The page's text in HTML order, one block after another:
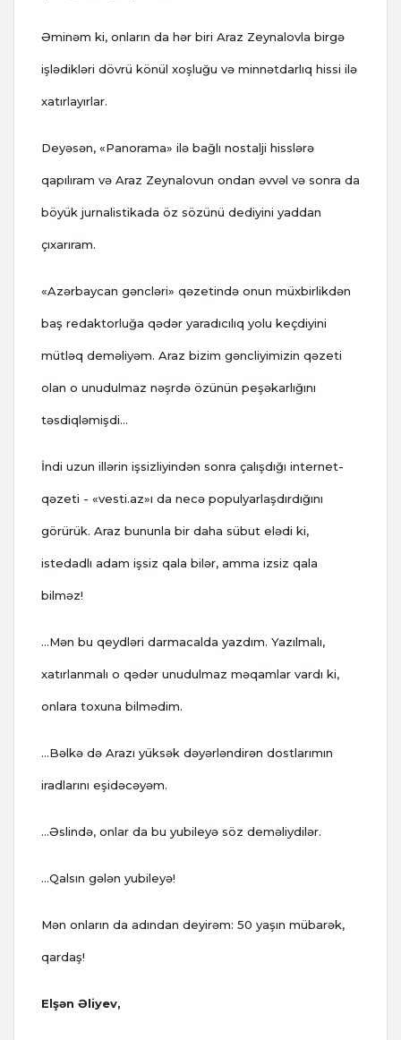
Əminəm ki, onların da hər biri Araz Zeynalovla birgə
işlədikləri dövrü könül xoşluğu və minnətdarlıq hissi ilə
xatırlayırlar.
Deyəsən, «Panorama» ilə bağlı nostalji hisslərə
qapılıram və Araz Zeynalovun ondan əvvəl və sonra da
böyük jurnalistikada öz sözünü dediyini yaddan
çıxarıram.
«Azərbaycan gəncləri» qəzetində onun müxbirlikdən
baş redaktorluğa qədər yaradıcılıq yolu keçdiyini
mütləq deməliyəm. Araz bizim gəncliyimizin qəzeti
olan o unudulmaz nəşrdə özünün peşəkarlığını
təsdiqləmişdi…
İndi uzun illərin işsizliyindən sonra çalışdığı internet-
qəzeti - «vesti.az»ı da necə populyarlaşdırdığını
görürük. Araz bununla bir daha sübut elədi ki,
istedadlı adam işsiz qala bilər, amma izsiz qala
bilməz!
…Mən bu qeydləri darmacalda yazdım. Yazılmalı,
xatırlanmalı o qədər unudulmaz məqamlar vardı ki,
onlara toxuna bilmədim.
...Bəlkə də Arazı yüksək dəyərləndirən dostlarımın
iradlarını eşidəcəyəm.
...Əslində, onlar da bu yubileyə söz deməliydilər.
...Qalsın gələn yubileyə!
Mən onların da adından deyirəm: 50 yaşın mübarək,
qardaş!
Elşən Əliyev,